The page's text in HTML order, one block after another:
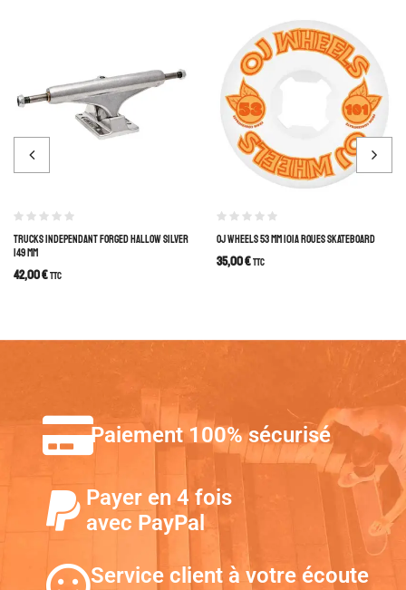
TRUCKS INDEPENDANT FORGED HALLOW SILVER
149 MM
42,00€TTC
OJ WHEELS 53 MM 101A ROUES SKATEBOARD
35,00€TTC
Paiement 100% sécurisé
Payer en 4 fois
avec PayPal
Service client à votre écoute